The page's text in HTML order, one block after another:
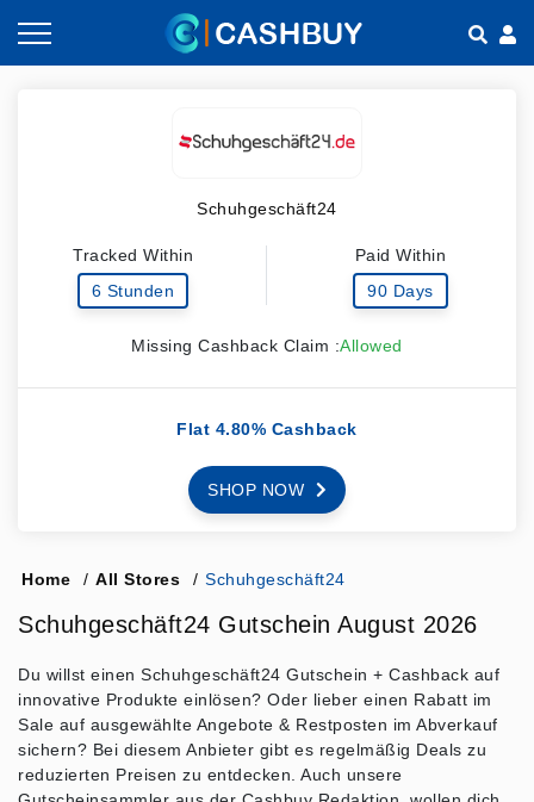
Schuhgeschäft24
Tracked Within
6 Stunden
Paid Within
90 Days
Missing Cashback Claim :Allowed
Flat 4.80% Cashback
SHOP NOW
Home / All Stores / Schuhgeschäft24
Schuhgeschäft24 Gutschein August 2026
Du willst einen Schuhgeschäft24 Gutschein + Cashback auf
innovative Produkte einlösen? Oder lieber einen Rabatt im
Sale auf ausgewählte Angebote & Restposten im Abverkauf
sichern? Bei diesem Anbieter gibt es regelmäßig Deals zu
reduzierten Preisen zu entdecken. Auch unsere
Shops nach Kategorien
Empfehlen & Verdienen
Häufig gestellte Fragen